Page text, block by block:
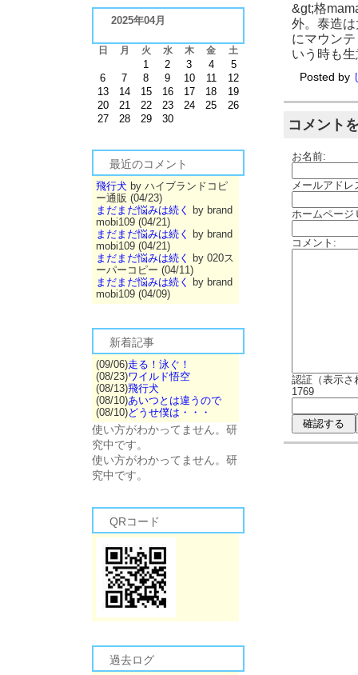
2025年04月
日 月 火 水 木 金 土
1 2 3 4
5
6
7 8 9 10 11
12
13
14 15 16 17 18
19
20
21 22 23 24 25
26
27
28 29 30
最近のコメント
飛行犬 by ハイブランドコピ
ー通販 (04/23)
まだまだ悩みは続く
by brand
mobi109 (04/21)
まだまだ悩みは続く
by brand
mobi109 (04/21)
まだまだ悩みは続く
by 020ス
ーパーコピー (04/11)
まだまだ悩みは続く
by brand
mobi109 (04/09)
新着記事
(09/06)走る！泳ぐ！
(08/23)ワイルド悟空
(08/13)飛行犬
(08/10)あいつとは違うので
(08/10)どうせ僕は・・・
使い方がわかってません。研
究中です。
使い方がわかってません。研
究中です。
QRコード
過去ログ
&gt;格
外。泰造
にマウン
いう時も
Posted by
コメント
お名前:
メールアド
ホームページ
コメント:
認証（表示さ
1769